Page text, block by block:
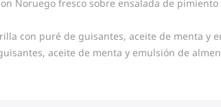
Noruego fresco sobre ensalada de
con puré de guisantes, aceite de menta y
aceite de menta y emulsión de